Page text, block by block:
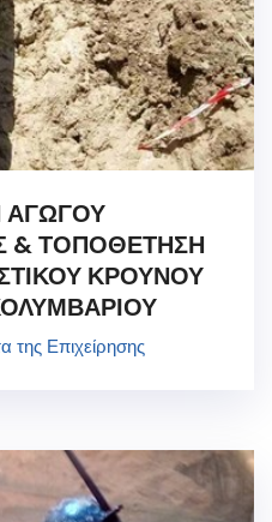
ΑΓΩΓΟΥ
& ΤΟΠΟΘΕΤΗΣΗ
ΚΡΟΥΝΟΥ
της Επιχείρησης